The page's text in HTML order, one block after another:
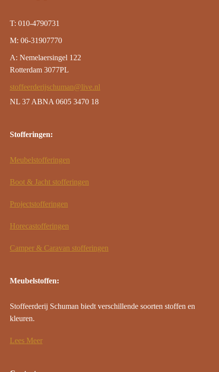
T: 010-4790731
M: 06-31907770
A: Nemelaersingel 122
Rotterdam 3077PL
stoffeerderijschuman@live.nl
NL 37 ABNA 0605 3470 18
Stofferingen:
Meubelstofferingen
Boot & Jacht stofferingen
Projectstofferingen
Horecastofferingen
Camper & Caravan stofferingen
Meubelstoffen:
Stoffeerderij Schuman biedt verschillende soorten stoffen en
kleuren.
Lees Meer